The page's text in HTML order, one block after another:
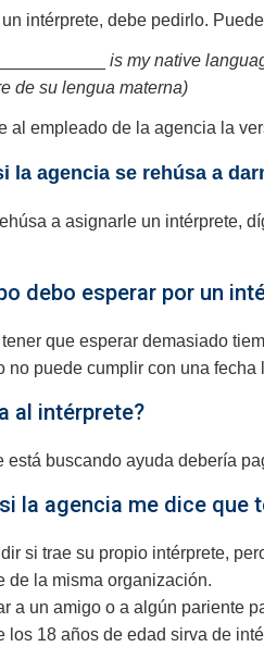
intérprete, debe pedirlo.
is my native
de su lengua materna)
al empleado de la agencia la
la agencia se rehúsa a
a asignarle un intérprete,
debo esperar por un
que esperar demasiado
no puede cumplir con una
al intérprete?
está buscando ayuda debería
la agencia me dice
si trae su propio intérprete,
de la misma organización.
a un amigo o a algún pariente
los 18 años de edad sirva de